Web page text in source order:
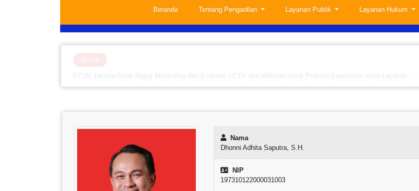
Beranda Tentang Pengadilan Layanan Publik Layanan Hukum
PTUN Jakarta Gelar Rapat Monitoring dan Evaluasi CCTV dan Website untuk Perkuat Keamanan serta Layanan…....
Nama
Dhonni Adhita Saputra, S.H.
NIP
197310122000031003